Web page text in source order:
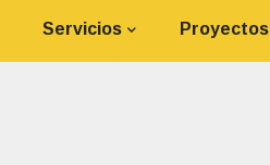
Servicios Proyectos